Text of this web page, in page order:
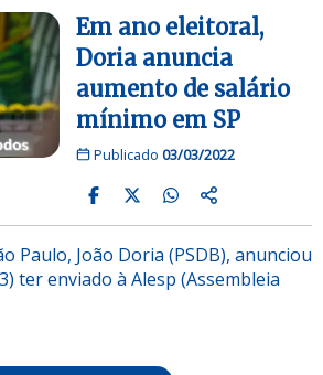
Em ano eleitoral,
Doria anuncia
aumento de salário
mínimo em SP
Publicado 03/03/2022
Paulo, João Doria (PSDB), anunciou
ter enviado à Alesp (Assembleia